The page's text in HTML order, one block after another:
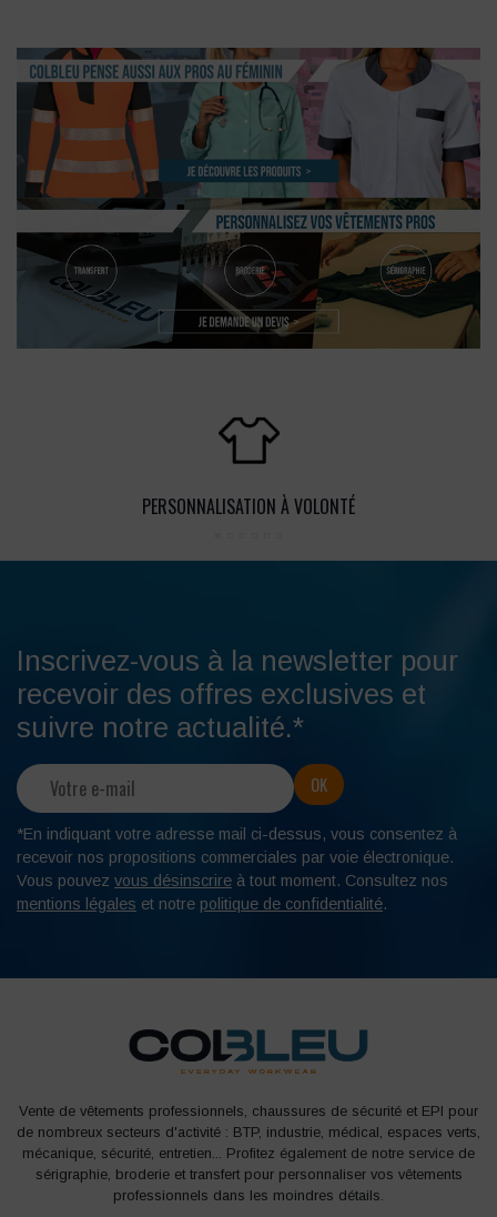
PERSONNALISATION À VOLONTÉ
Inscrivez-vous à la newsletter pour
recevoir des offres exclusives et
suivre notre actualité.*
*En indiquant votre adresse mail ci-dessus, vous consentez à
recevoir nos propositions commerciales par voie électronique.
Vous pouvez vous désinscrire à tout moment. Consultez nos
mentions légales et notre politique de confidentialité.
Vente de vêtements professionnels, chaussures de sécurité et EPI pour
de nombreux secteurs d'activité : BTP, industrie, médical, espaces verts,
mécanique, sécurité, entretien... Profitez également de notre service de
sérigraphie, broderie et transfert pour personnaliser vos vêtements
professionnels dans les moindres détails.